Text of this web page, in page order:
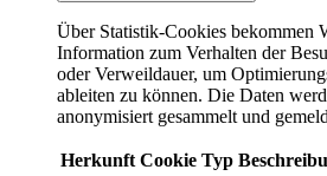
Über Statistik-Cookies bekommen
Information zum Verhalten der
oder Verweildauer, um
ableiten zu können. Die Daten
anonymisiert gesammelt und
Herkunft Cookie Typ